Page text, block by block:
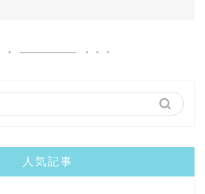
人気記事